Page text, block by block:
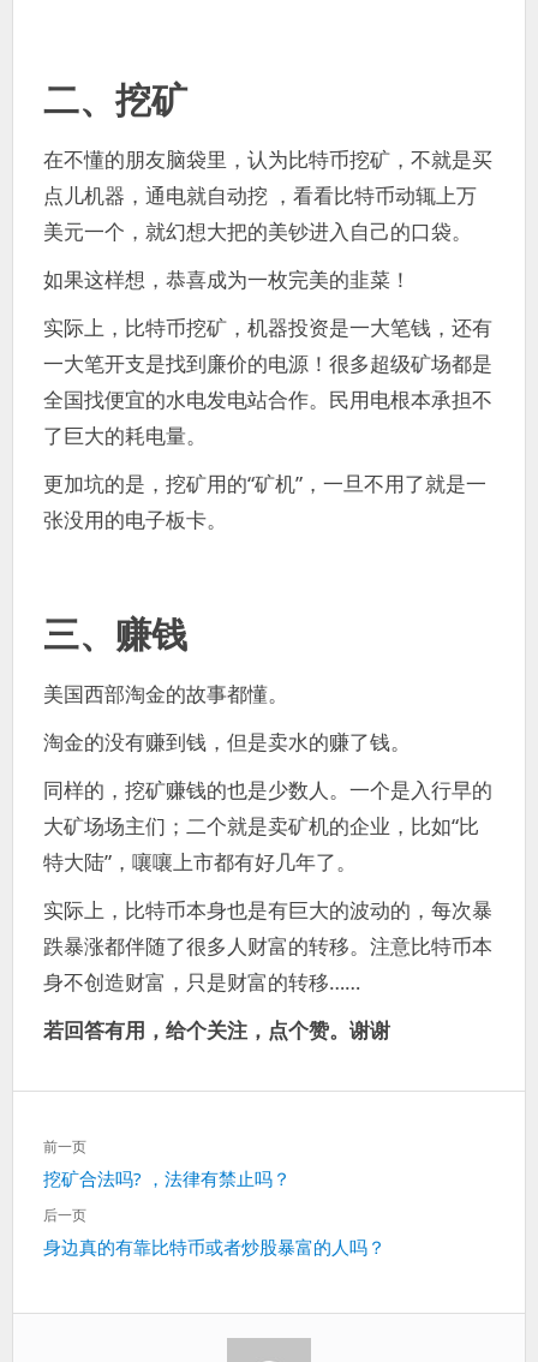
二、挖矿
在不懂的朋友脑袋里，认为比特币挖矿，不就是买
点儿机器，通电就自动挖 ，看看比特币动辄上万
美元一个，就幻想大把的美钞进入自己的口袋。
如果这样想，恭喜成为一枚完美的韭菜！
实际上，比特币挖矿，机器投资是一大笔钱，还有
一大笔开支是找到廉价的电源！很多超级矿场都是
全国找便宜的水电发电站合作。民用电根本承担不
了巨大的耗电量。
更加坑的是，挖矿用的“矿机”，一旦不用了就是一
张没用的电子板卡。
三、赚钱
美国西部淘金的故事都懂。
淘金的没有赚到钱，但是卖水的赚了钱。
同样的，挖矿赚钱的也是少数人。一个是入行早的
大矿场场主们；二个就是卖矿机的企业，比如“比
特大陆”，嚷嚷上市都有好几年了。
实际上，比特币本身也是有巨大的波动的，每次暴
跌暴涨都伴随了很多人财富的转移。注意比特币本
身不创造财富，只是财富的转移……
若回答有用，给个关注，点个赞。谢谢
文
章
导
航
前一页
上
一
挖矿合法吗? ，法律有禁止吗？
后一页
下
身边真的有靠比特币或者炒股暴富的人吗？